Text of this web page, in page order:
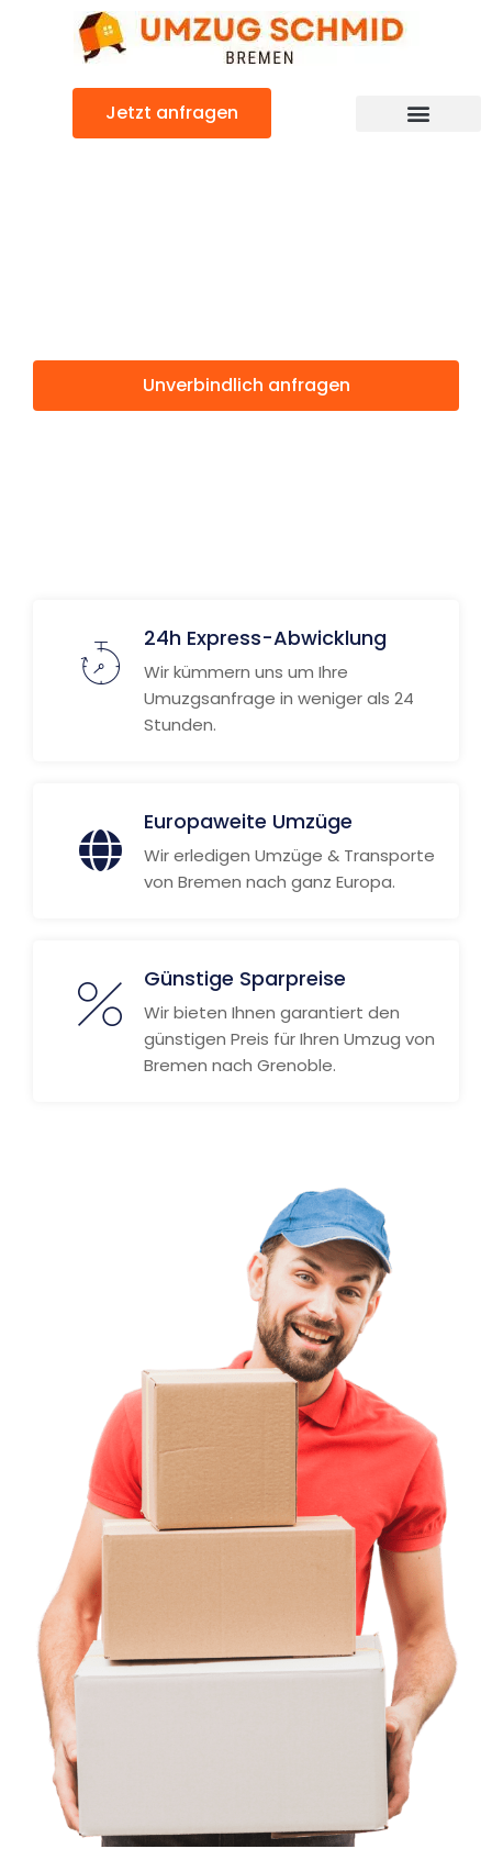
Jetzt anfragen
Unverbindlich anfragen
24h Express-Abwicklung
Wir kümmern uns um Ihre
Umuzgsanfrage in weniger als 24
Stunden.
Europaweite Umzüge
Wir erledigen Umzüge & Transporte
von Bremen nach ganz Europa.
Günstige Sparpreise
Wir bieten Ihnen garantiert den
günstigen Preis für Ihren Umzug von
Bremen nach Grenoble.